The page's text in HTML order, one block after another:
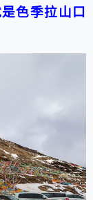
色季拉山口